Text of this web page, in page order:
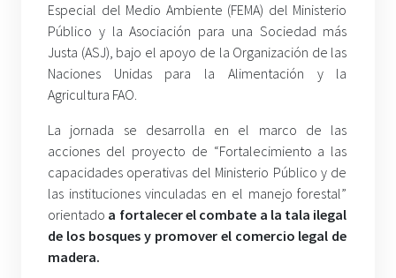
Especial del Medio Ambiente (FEMA) del Ministerio
Público y la Asociación para una Sociedad más
Justa (ASJ), bajo el apoyo de la Organización de las
Naciones Unidas para la Alimentación y la
Agricultura FAO.
La jornada se desarrolla en el marco de las
acciones del proyecto de “Fortalecimiento a las
capacidades operativas del Ministerio Público y de
las instituciones vinculadas en el manejo forestal”
orientado a fortalecer el combate a la tala ilegal
de los bosques y promover el comercio legal de
madera.